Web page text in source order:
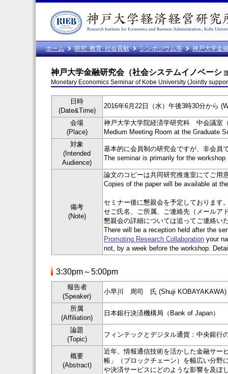
ホーム 研究･教育･社会貢献 シンポジウム等 神戸大学金
神戸大学金融研究会（社会システムイノベーシ
Monetary Economics Seminar of Kobe University (Jointly
日時
(Date&Time)
2016年6月22日（水）午後3時30分から
会場
(Place)
神戸大学大学院経済学研究科 中会議室
Medium Meeting Room at the Graduate
対象
(Intended
Audience)
基本的に会員制の研究会ですが、非会員
The seminar is primarily for the
備考
(Note)
論文のコピーは共同研究推進室にてご用
Copies of the paper will be available at
セミナー後に懇親会を予定しております
せご氏名、ご所属、ご連絡先（メールア
懇親会の詳細については追ってご連絡い
There will be a reception held after the
Promoting Research Collaboration your
not, by a week before the workshop.
3:30pm～5:00pm
報告者
(Speaker)
小早川 周司 氏 (Shuji KOBAYAKAWA)
所属
(Affiliation)
日本銀行決済機構局（Bank of Japan）
論題
(Topic)
フィンテックとデジタル通貨：中央銀行
概要
(Abstract)
近年、情報通信技術を活かした金融サー
帳」（ブロックチェーン）を幅広い分野
や決済サービスにどのような影響を及ぼ